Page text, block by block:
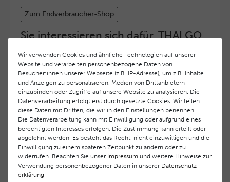
Zum Endverbraucher-Shop
Sie interessieren sich dafür, THALGO
werden?
Hohe Servicequalität und ein exzellentes Markenimage
haben beiTHALGO COSMETICoberste Priorität.
Anspruchsvollen Endverbrauchern möchten wir ein
hohes Qualitätsniveau und gleichzeitig eine
überdurchschnittliche Behandlungs- und Serviceleistung
gewährleisten. Deshalb haben wir ein selektives
Vertriebssystem eingeführt. THALGO COSMETICPartner
werden auf diese Weise wirtschaftlich unterstützt,
während Endverbrauchern eine stets gleichbleibend hohe
Dienstleistungsqualität und ein innovatives Produkt- und
Wir verwenden Cookies und ähnliche Technologien auf unserer
Website und verarbeiten personenbezogene Daten von
Besucher:innen unserer Webseite (z.B. IP-Adresse), um z.B. Inhalte
und Anzeigen zu personalisieren, Medien von Drittanbietern
einzubinden oder Zugriffe auf unsere Website zu analysieren. Die
Datenverarbeitung erfolgt erst durch gesetzte Cookies. Wir teilen
diese Daten mit Dritten, die wir in den Einstellungen benennen.
Die Datenverarbeitung kann mit Einwilligung oder aufgrund eines
berechtigten Interesses erfolgen. Die Zustimmung kann erteilt oder
abgelehnt werden. Es besteht das Recht, nicht einzuwilligen und die
Einwilligung zu einem späteren Zeitpunkt zu ändern oder zu
widerrufen. Beachten Sie unser Impressum und weitere Hinweise zur
Verwendung personenbezogener Daten in unserer Daten­schutz­
erklärung.